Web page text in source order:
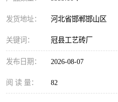
发货地址： 河北省邯郸邯山区
关键词： 冠县工艺砖厂
发布日期： 2026-08-07
阅 读 量： 82